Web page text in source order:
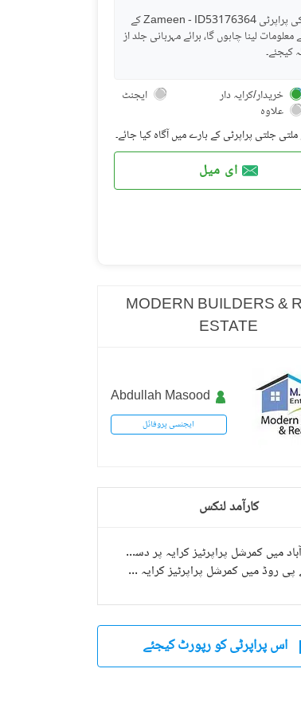
خریدار/کرایہ دار
ایجنٹ
علاوہ
جلتی پراپرٹی کے بارے میں آگاہ کیا جائے۔
ای میل
MODERN BUILDERS &
ESTATE
Abdullah Masood
ایجنسی پروفائل
کارآمد لنکس
اسلام آباد میں کمرشل پراپرٹیز کرایہ پر دستیاب
آئی جے پی روڈ میں کمرشل پراپرٹیز کرایہ پر دستیاب
اس پراپرٹی کو رپورٹ کیجئے